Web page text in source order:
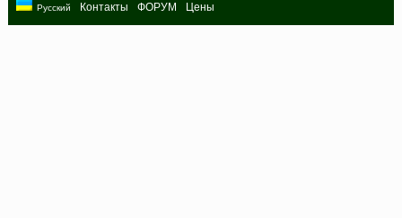
Русский Контакты ФОРУМ Цены